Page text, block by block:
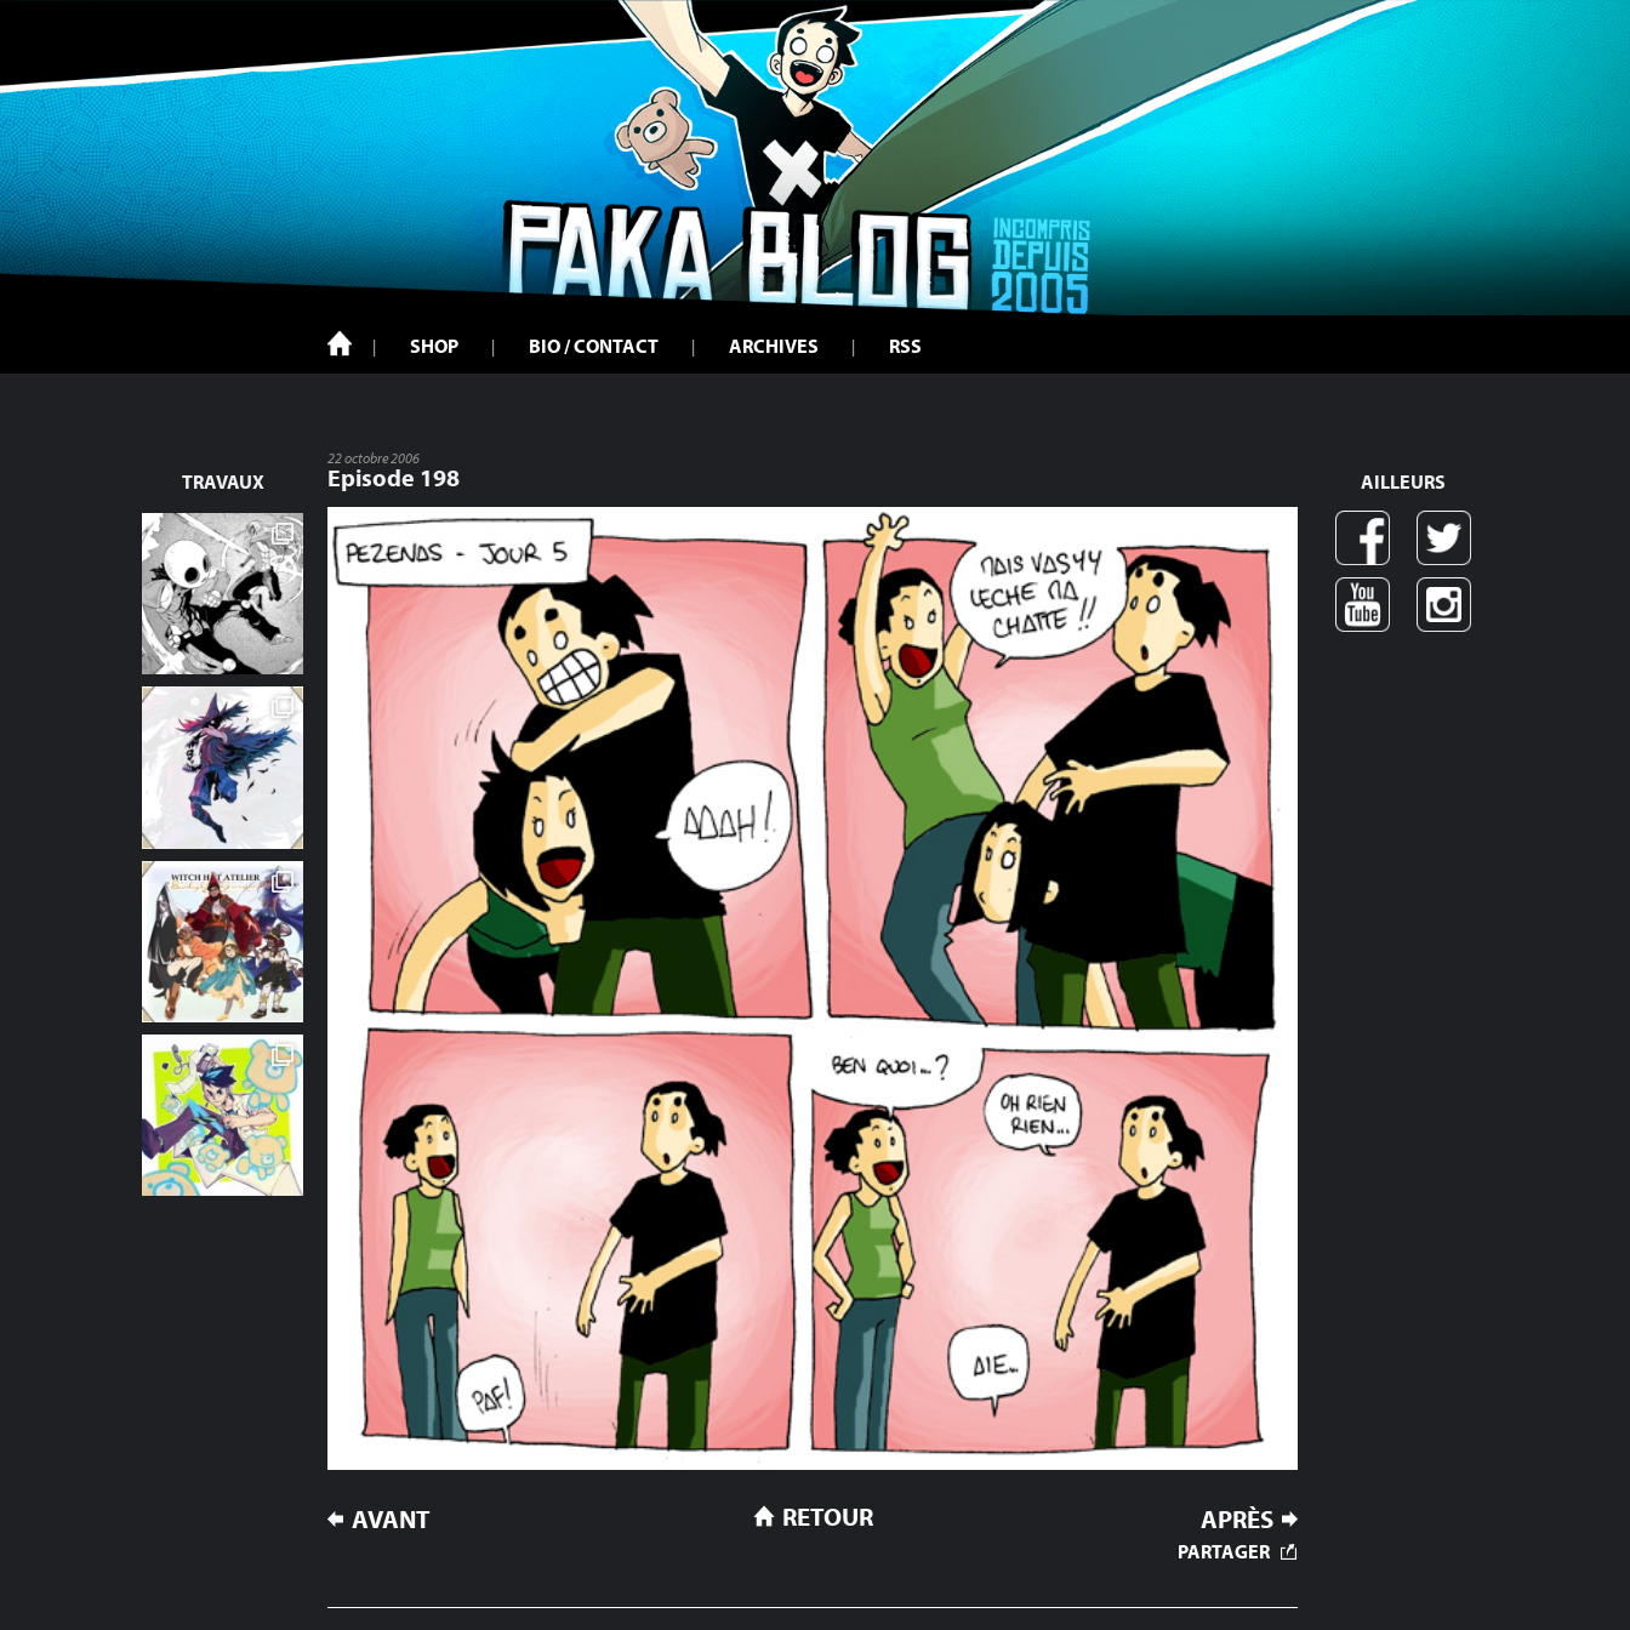
SHOP BIO / CONTACT ARCHIVES RSS
TRAVAUX
22 octobre 2006
Episode 198
NAVIGATION
AVANT APRÈS
RETOUR
PARTAGER
AILLEURS